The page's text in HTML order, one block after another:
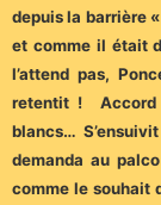
depuis la barrière
et comme il était
l’attend pas,
retentit ! Accord
blancs…
demanda au
comme le souhait